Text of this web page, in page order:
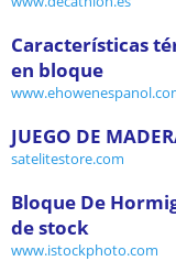
Características
en bloque
JUEGO DE
satelitestore.com
Bloque De
de stock
www.istockphoto.com